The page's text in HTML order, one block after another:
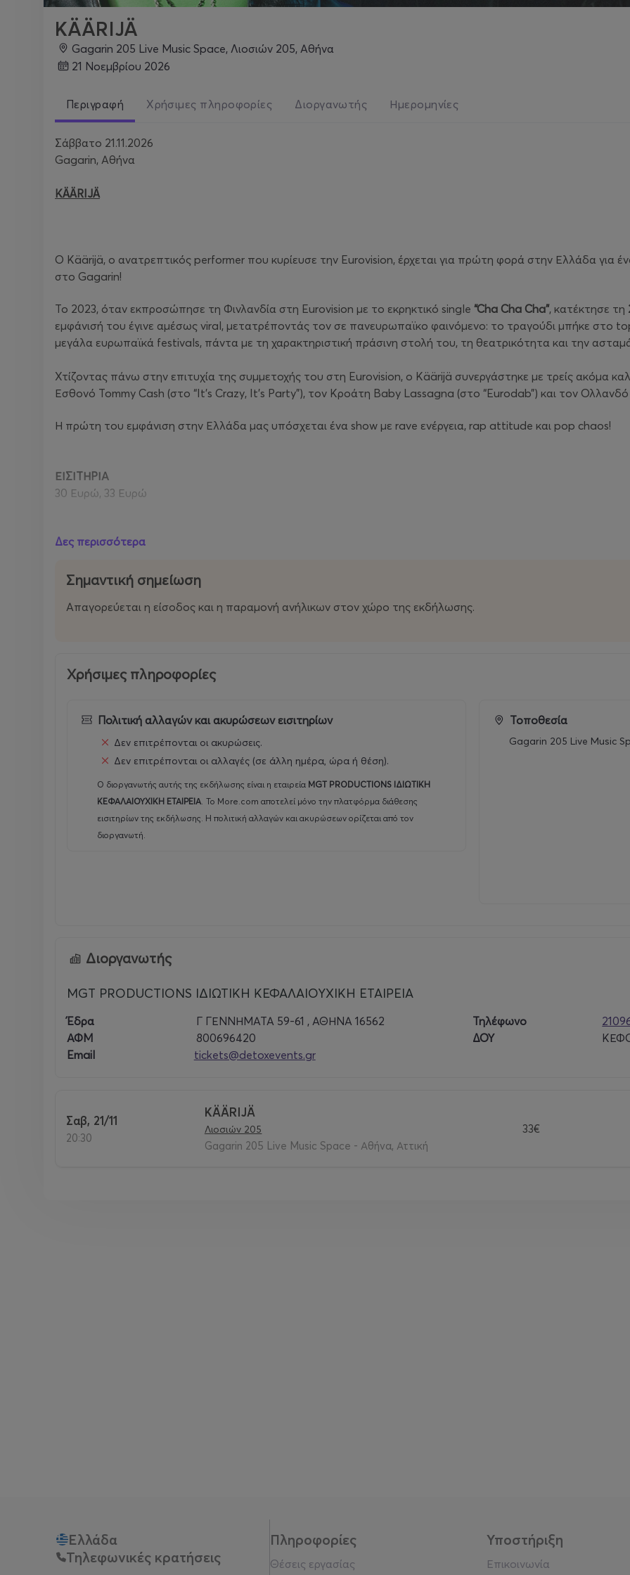
KÄÄRIJÄ
Gagarin 205 Live Music Space, Λιοσιών 205, Αθήνα
21 Νοεμβρίου 2026
Περιγραφή Χρήσιμες πληροφορίες Διοργανωτής Ημερομηνίες
Σάββατο 21.11.2026
Gagarin, Αθήνα
KÄÄRIJÄ
Ο Käärijä, ο ανατρεπτικός performer που κυρίευσε την Eurovision, έρχεται για πρώτη φορά στην Ελλάδα για
στο Gagarin!
Το 2023, όταν εκπροσώπησε τη Φινλανδία στη Eurovision με το εκρηκτικό single “Cha Cha Cha”, κατέκτησε τη
εμφάνισή του έγινε αμέσως viral, μετατρέποντάς τον σε πανευρωπαϊκο φαινόμενο: το τραγούδι μπήκε στο
μεγάλα ευρωπαϊκά festivals, πάντα με τη χαρακτηριστική πράσινη στολή του, τη θεατρικότητα και την
Χτίζοντας πάνω στην επιτυχία της συμμετοχής του στη Eurovision, ο Käärijä συνεργάστηκε με τρείς ακόμα
Εσθονό Tommy Cash (στο “It's Crazy, It's Party”), τον Κροάτη Baby Lassagna (στο “Eurodab”) και τον
Η πρώτη του εμφάνιση στην Ελλάδα μας υπόσχεται ένα show με rave ενέργεια, rap attitude και pop chaos!
ΕΙΣΙΤΗΡΙΑ
30 Ευρώ, 33 Ευρώ
Δες περισσότερα
Σημαντική σημείωση
Απαγορεύεται η είσοδος και η παραμονή ανήλικων στον χώρο της εκδήλωσης.
Χρήσιμες πληροφορίες
Πολιτική αλλαγών και ακυρώσεων εισιτηρίων
Δεν επιτρέπονται οι ακυρώσεις.
Δεν επιτρέπονται οι αλλαγές (σε άλλη ημέρα, ώρα ή θέση).
Ο διοργανωτής αυτής της εκδήλωσης είναι η εταιρεία MGT PRODUCTIONS ΙΔΙΩΤΙΚΗ
ΚΕΦΑΛΑΙΟΥΧΙΚΗ ΕΤΑΙΡΕΙΑ. Το More.com αποτελεί μόνο την πλατφόρμα διάθεσης
εισιτηρίων της εκδήλωσης. Η πολιτική αλλαγών και ακυρώσεων ορίζεται από τον
διοργανωτή.
Τοποθεσία
Gagarin 205 Live Music
Διοργανωτής
MGT PRODUCTIONS ΙΔΙΩΤΙΚΗ ΚΕΦΑΛΑΙΟΥΧΙΚΗ ΕΤΑΙΡΕΙΑ
Έδρα Γ ΓΕΝΝΗΜΑΤΑ 59-61 , ΑΘΗΝΑ 16562 Τηλέφωνο
ΑΦΜ
800696420 ΔΟΥ
Email
tickets@detoxevents.gr
Σαβ, 21/11
20:30
KÄÄRIJÄ
Λιοσιών 205
Gagarin 205 Live Music Space - Αθήνα, Αττική
33€
Ελλάδα
Τηλεφωνικές κρατήσεις
Πληροφορίες
Θέσεις εργασίας
Υποστήριξη
Επικοινωνία